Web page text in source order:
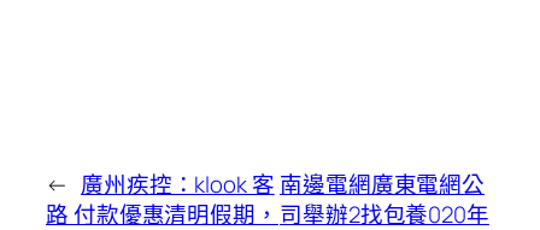
← 廣州疾控：klook 客
路 付款優惠清明假期，
南邊電網廣東電網公
司舉辦2找包養020年